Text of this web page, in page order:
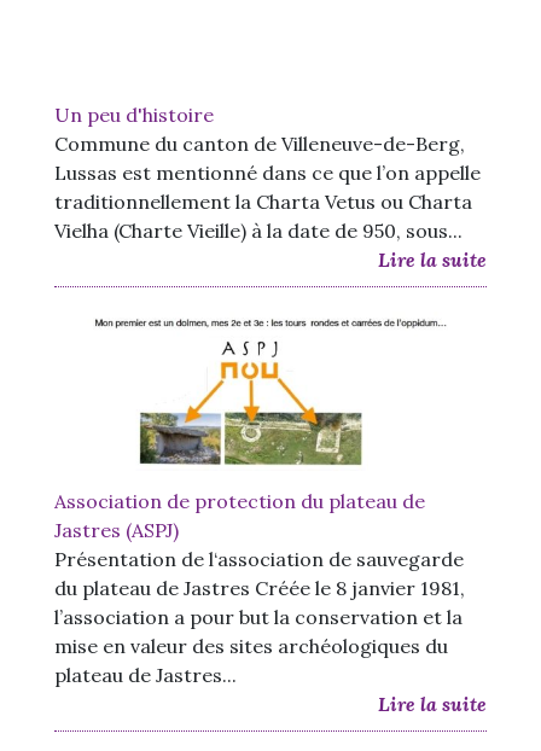
Un peu d'histoire
Commune du canton de Villeneuve-de-Berg,
Lussas est mentionné dans ce que l’on appelle
traditionnellement la Charta Vetus ou Charta
Vielha (Charte Vieille) à la date de 950, sous...
Lire la suite
Association de protection du plateau de
Jastres (ASPJ)
Présentation de l‘association de sauvegarde
du plateau de Jastres Créée le 8 janvier 1981,
l’association a pour but la conservation et la
mise en valeur des sites archéologiques du
plateau de Jastres...
Lire la suite